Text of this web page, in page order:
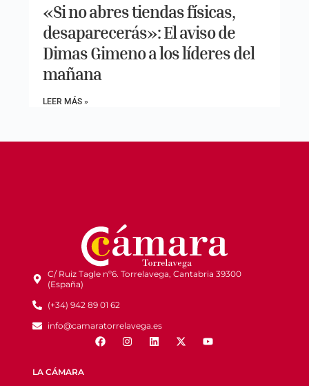
«Si no abres tiendas físicas,
desaparecerás»: El aviso de
Dimas Gimeno a los líderes del
mañana
LEER MÁS »
C/ Ruiz Tagle nº6. Torrelavega, Cantabria 39300
(España)
(+34) 942 89 01 62
info@camaratorrelavega.es
LA CÁMARA